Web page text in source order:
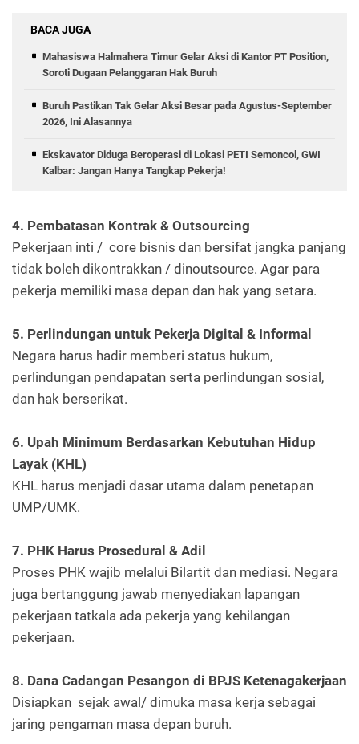
BACA JUGA
Mahasiswa Halmahera Timur Gelar Aksi di Kantor PT Position,
Soroti Dugaan Pelanggaran Hak Buruh
Buruh Pastikan Tak Gelar Aksi Besar pada Agustus-September
2026, Ini Alasannya
Ekskavator Diduga Beroperasi di Lokasi PETI Semoncol, GWI
Kalbar: Jangan Hanya Tangkap Pekerja!
4. Pembatasan Kontrak & Outsourcing
Pekerjaan inti / core bisnis dan bersifat jangka panjang
tidak boleh dikontrakkan / dinoutsource. Agar para
pekerja memiliki masa depan dan hak yang setara.
5. Perlindungan untuk Pekerja Digital & Informal
Negara harus hadir memberi status hukum,
perlindungan pendapatan serta perlindungan sosial,
dan hak berserikat.
6. Upah Minimum Berdasarkan Kebutuhan Hidup
Layak (KHL)
KHL harus menjadi dasar utama dalam penetapan
UMP/UMK.
7. PHK Harus Prosedural & Adil
Proses PHK wajib melalui Bilartit dan mediasi. Negara
juga bertanggung jawab menyediakan lapangan
pekerjaan tatkala ada pekerja yang kehilangan
pekerjaan.
8. Dana Cadangan Pesangon di BPJS Ketenagakerjaan
Disiapkan sejak awal/ dimuka masa kerja sebagai
jaring pengaman masa depan buruh.